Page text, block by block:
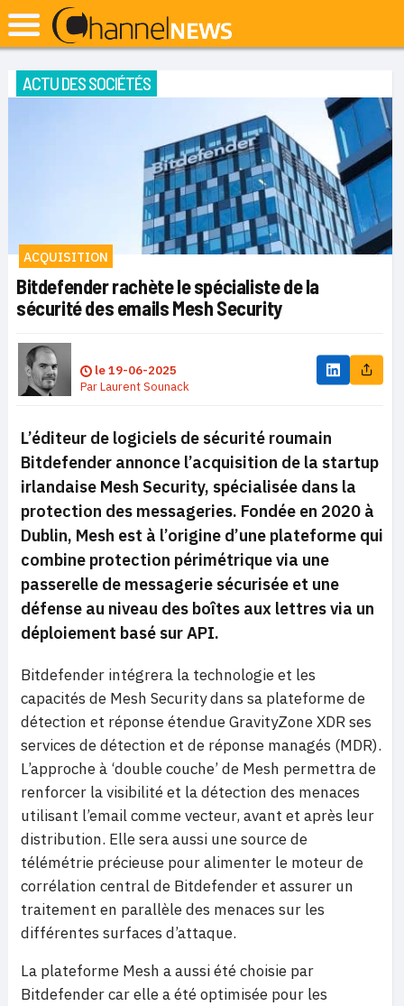
ACTU DES SOCIÉTÉS
ACQUISITION
Bitdefender rachète le spécialiste de la
sécurité des emails Mesh Security
le19-06-2025
ParLaurent Sounack
L’éditeur de logiciels de sécurité roumain
Bitdefender annonce l’acquisition de la startup
irlandaise Mesh Security, spécialisée dans la
protection des messageries. Fondée en 2020 à
Dublin, Mesh est à l’origine d’une plateforme qui
combine protection périmétrique via une
passerelle de messagerie sécurisée et une
défense au niveau des boîtes aux lettres via un
déploiement basé sur API.
Bitdefender intégrera la technologie et les
capacités de Mesh Security dans sa plateforme de
détection et réponse étendue GravityZone XDR ses
services de détection et de réponse managés (MDR).
L’approche à ‘double couche’ de Mesh permettra de
renforcer la visibilité et la détection des menaces
utilisant l’email comme vecteur, avant et après leur
distribution. Elle sera aussi une source de
télémétrie précieuse pour alimenter le moteur de
corrélation central de Bitdefender et assurer un
traitement en parallèle des menaces sur les
différentes surfaces d’attaque.
La plateforme Mesh a aussi été choisie par
Bitdefender car elle a été optimisée pour les